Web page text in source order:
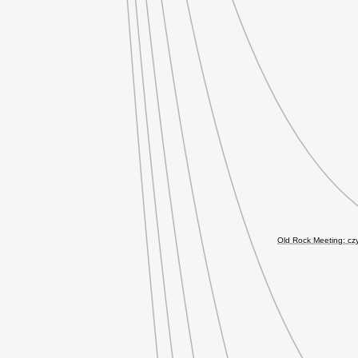
Old Rock Meeting: